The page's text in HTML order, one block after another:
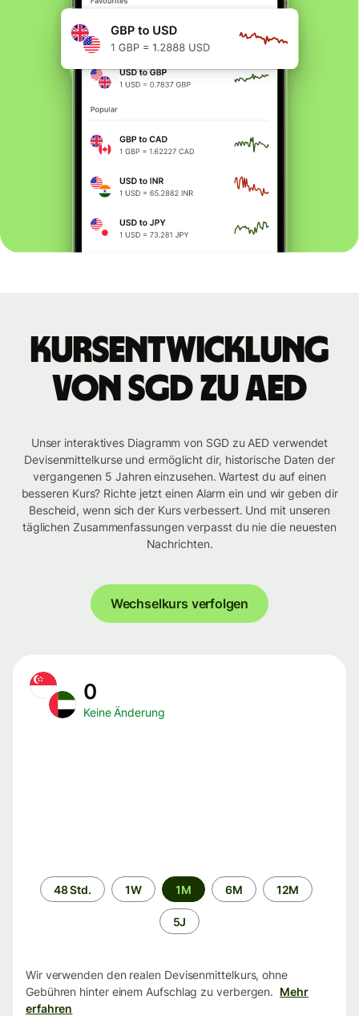
Kursentwicklung
von SGD zu AED
Unser interaktives Diagramm von SGD zu AED verwendet
Devisenmittelkurse und ermöglicht dir, historische Daten der
vergangenen 5 Jahren einzusehen. Wartest du auf einen
besseren Kurs? Richte jetzt einen Alarm ein und wir geben dir
Bescheid, wenn sich der Kurs verbessert. Und mit unseren
täglichen Zusammenfassungen verpasst du nie die neuesten
Nachrichten.
Wechselkurs verfolgen
0
Keine Änderung
Zeitraum
48 Std. 1W 1M 6M 12M
5J
Wir verwenden den realen Devisenmittelkurs, ohne
Gebühren hinter einem Aufschlag zu verbergen. Mehr
erfahren